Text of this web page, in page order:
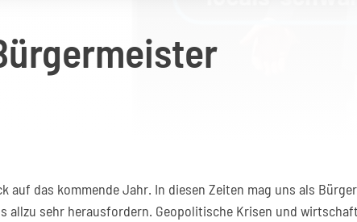
das kommende Jahr. In diesen Zeiten mag uns als
allzu sehr herausfordern. Geopolitische Krisen und